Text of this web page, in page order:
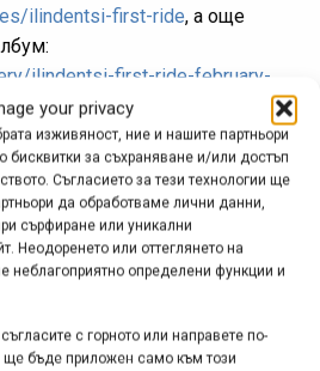
your privacy
изживяност, ние и нашите партньори
бисквитки за съхраняване и/или достъп
Съгласието за тези технологии ще
да обработваме лични данни,
сърфиране или уникални
Неодоренето или оттеглянето на
неблагоприятно определени функции и
с горното или направете по-
ще бъде приложен само към този
ilindentsi-first-ride, а още
ilindentsi-first-ride-february-
Реклама